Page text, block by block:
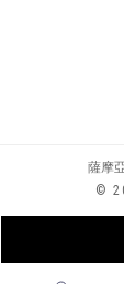
薩摩
©